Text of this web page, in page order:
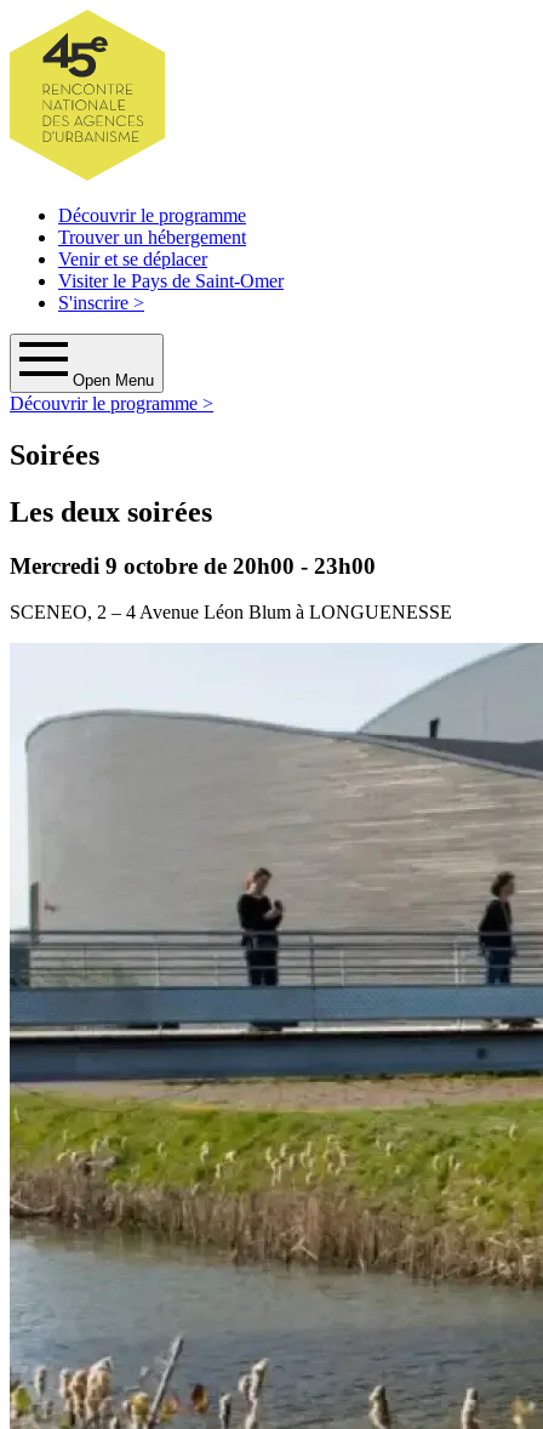
Découvrir le programme
Trouver un hébergement
Venir et se déplacer
Visiter le Pays de Saint-Omer
S'inscrire >
Open Menu
Découvrir le programme >
Soirées
Les deux soirées
Mercredi 9 octobre de 20h00 - 23h00
SCENEO, 2 – 4 Avenue Léon Blum à LONGUENESSE